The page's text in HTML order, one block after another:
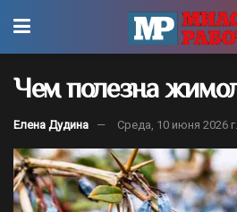
Чем полезна
Елена Дудина Среда, 10 июня 2026 г.